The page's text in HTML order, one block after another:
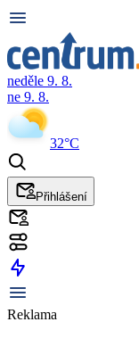
neděle 9. 8.
ne 9. 8.
32°C
Přihlášení
Reklama